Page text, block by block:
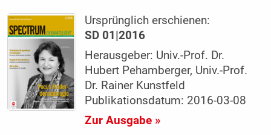
Ursprünglich erschienen:
SD 01|2016
Herausgeber: Univ.-Prof. Dr.
Hubert Pehamberger, Univ.-Prof.
Dr. Rainer Kunstfeld
Publikationsdatum: 2016-03-08
Zur Ausgabe »